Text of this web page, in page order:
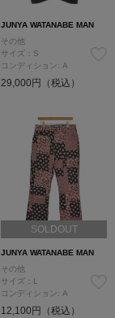
JUNYA WATANABE MAN
その他
サイズ：S
コンディション: A
29,000円（税込）
SOLDOUT
JUNYA WATANABE MAN
その他
サイズ：L
コンディション: A
12,100円（税込）